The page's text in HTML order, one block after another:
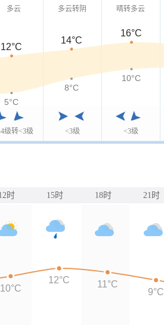
多云
级转<3级
多云转阴
<3级
晴转多云
<3级
12°C
14°C
16°C
5°C
8°C
10°C
时 15时 18时 21时
10°C
12°C 11°C
9°C